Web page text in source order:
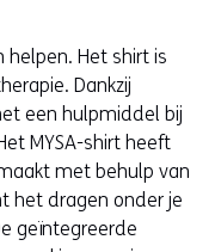
Het shirt is
Dankzij
een hulpmiddel bij
MYSA-shirt heeft
met behulp van
het dragen onder je
geïntegreerde